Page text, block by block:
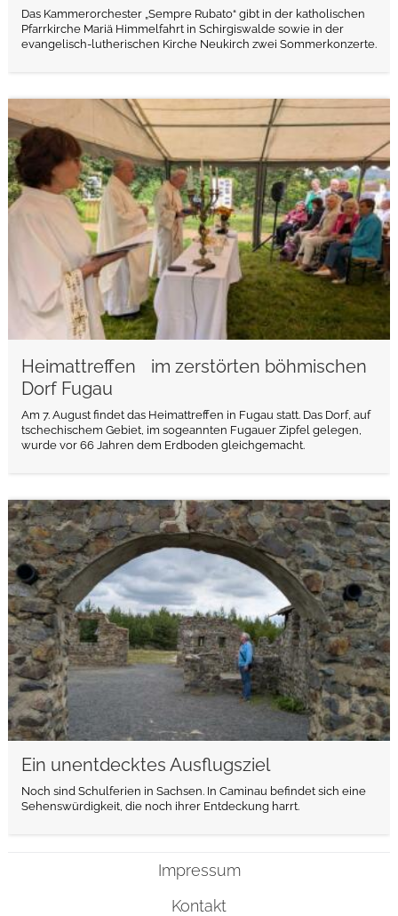
Das Kammerorchester „Sempre Rubato“ gibt in der katholischen
Pfarrkirche Mariä Himmelfahrt in Schirgiswalde sowie in der
evangelisch-lutherischen Kirche Neukirch zwei Sommerkonzerte.
Heimattreffen im zerstörten böhmischen
Dorf Fugau
Am 7. August findet das Heimattreffen in Fugau statt. Das Dorf, auf
tschechischem Gebiet, im sogeannten Fugauer Zipfel gelegen,
wurde vor 66 Jahren dem Erdboden gleichgemacht.
weiterlesen
Ein unentdecktes Ausflugsziel
Noch sind Schulferien in Sachsen. In Caminau befindet sich eine
Sehenswürdigkeit, die noch ihrer Entdeckung harrt.
weiterlesen
Impressum
Kontakt